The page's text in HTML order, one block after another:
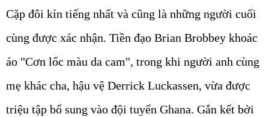
Cặp đôi kín tiếng nhất và cũng là những người cuối
cùng được xác nhận. Tiền đạo Brian Brobbey khoác
áo "Cơn lốc màu da cam", trong khi người anh cùng
mẹ khác cha, hậu vệ Derrick Luckassen, vừa được
triệu tập bổ sung vào đội tuyển Ghana. Gắn kết bởi